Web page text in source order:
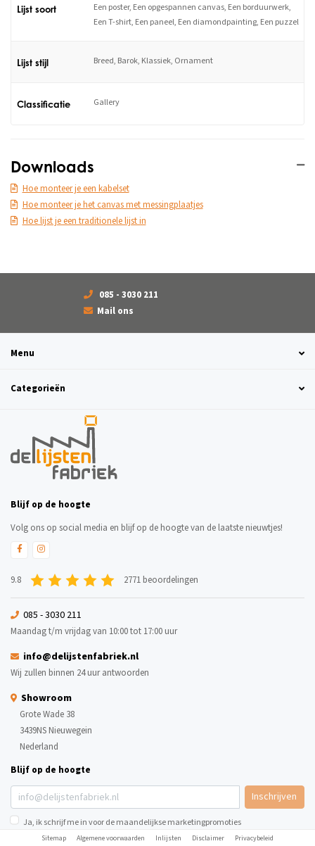
Lijst soort
Een poster, Een opgespannen canvas, Een borduurwerk,
Een T-shirt, Een paneel, Een diamondpainting, Een puzzel
Lijst stijl Breed, Barok, Klassiek, Ornament
Classificatie Gallery
Downloads
Hoe monteer je een kabelset
Hoe monteer je het canvas met messingplaatjes
Hoe lijst je een traditionele lijst in
085 - 3030 211
Mail ons
Menu
Categorieën
Blijf op de hoogte
Volg ons op social media en blijf op de hoogte van de laatste nieuwtjes!
9.8 2771 beoordelingen
085 - 3030 211
Maandag t/m vrijdag van 10:00 tot 17:00 uur
info@delijstenfabriek.nl
Wij zullen binnen 24 uur antwoorden
Showroom
Grote Wade 38
3439NS Nieuwegein
Nederland
Blijf op de hoogte
Inschrijven
Ja, ik schrijf me in voor de maandelijkse marketingpromoties
Sitemap Algemene voorwaarden Inlijsten Disclaimer Privacybeleid